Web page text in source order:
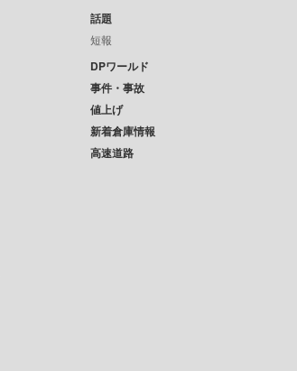
話題
短報
DPワールド
事件・事故
値上げ
新着倉庫情報
高速道路